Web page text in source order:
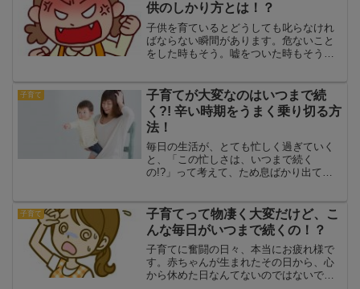
供のしかり方とは！？
子供を育ているとどうしても叱らなけれ
ばならない瞬間があります。危ないこと
をした時もそう。嘘をついた時もそう。
のかな？とかあんなにきつく言わなくて
も良かったのかな。とか悩ん...
子育て
子育てが大変なのはいつまで続
く?! 辛い時期をうまく乗り切る方
法！
毎日の生活が、とても忙しく過ぎていく
と、「この忙しさは、いつまで続く
の!?」って考えて、ため息ばかり出てし
知っておくと、気持ちが違います。そこ
で私の考えを含めて、お話...
子育て
子育てって物凄く大変だけど、こ
んな毎日がいつまで続くの！？
子育てに奮闘の日々、本当にお疲れ様で
す。赤ちゃんが生まれたその日から、心
から休めた日なんてないのではないでし